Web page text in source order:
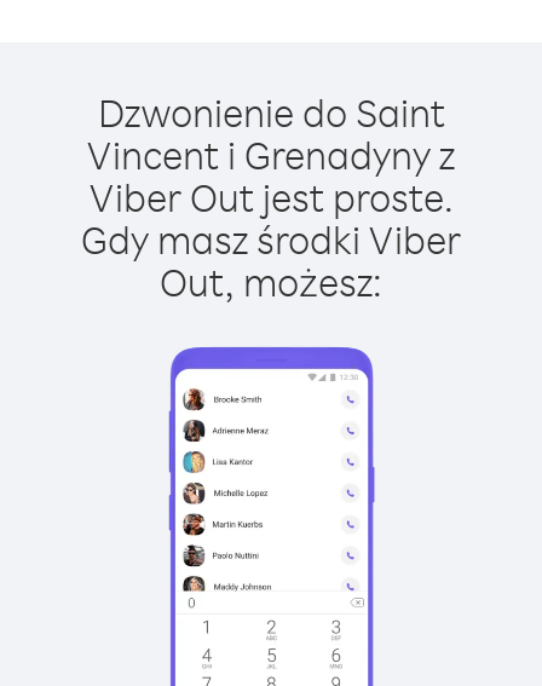
Dzwonienie do Saint
Vincent i Grenadyny z
Viber Out jest proste.
Gdy masz środki Viber
Out, możesz: